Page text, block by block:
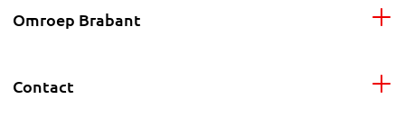
Omroep Brabant
Contact